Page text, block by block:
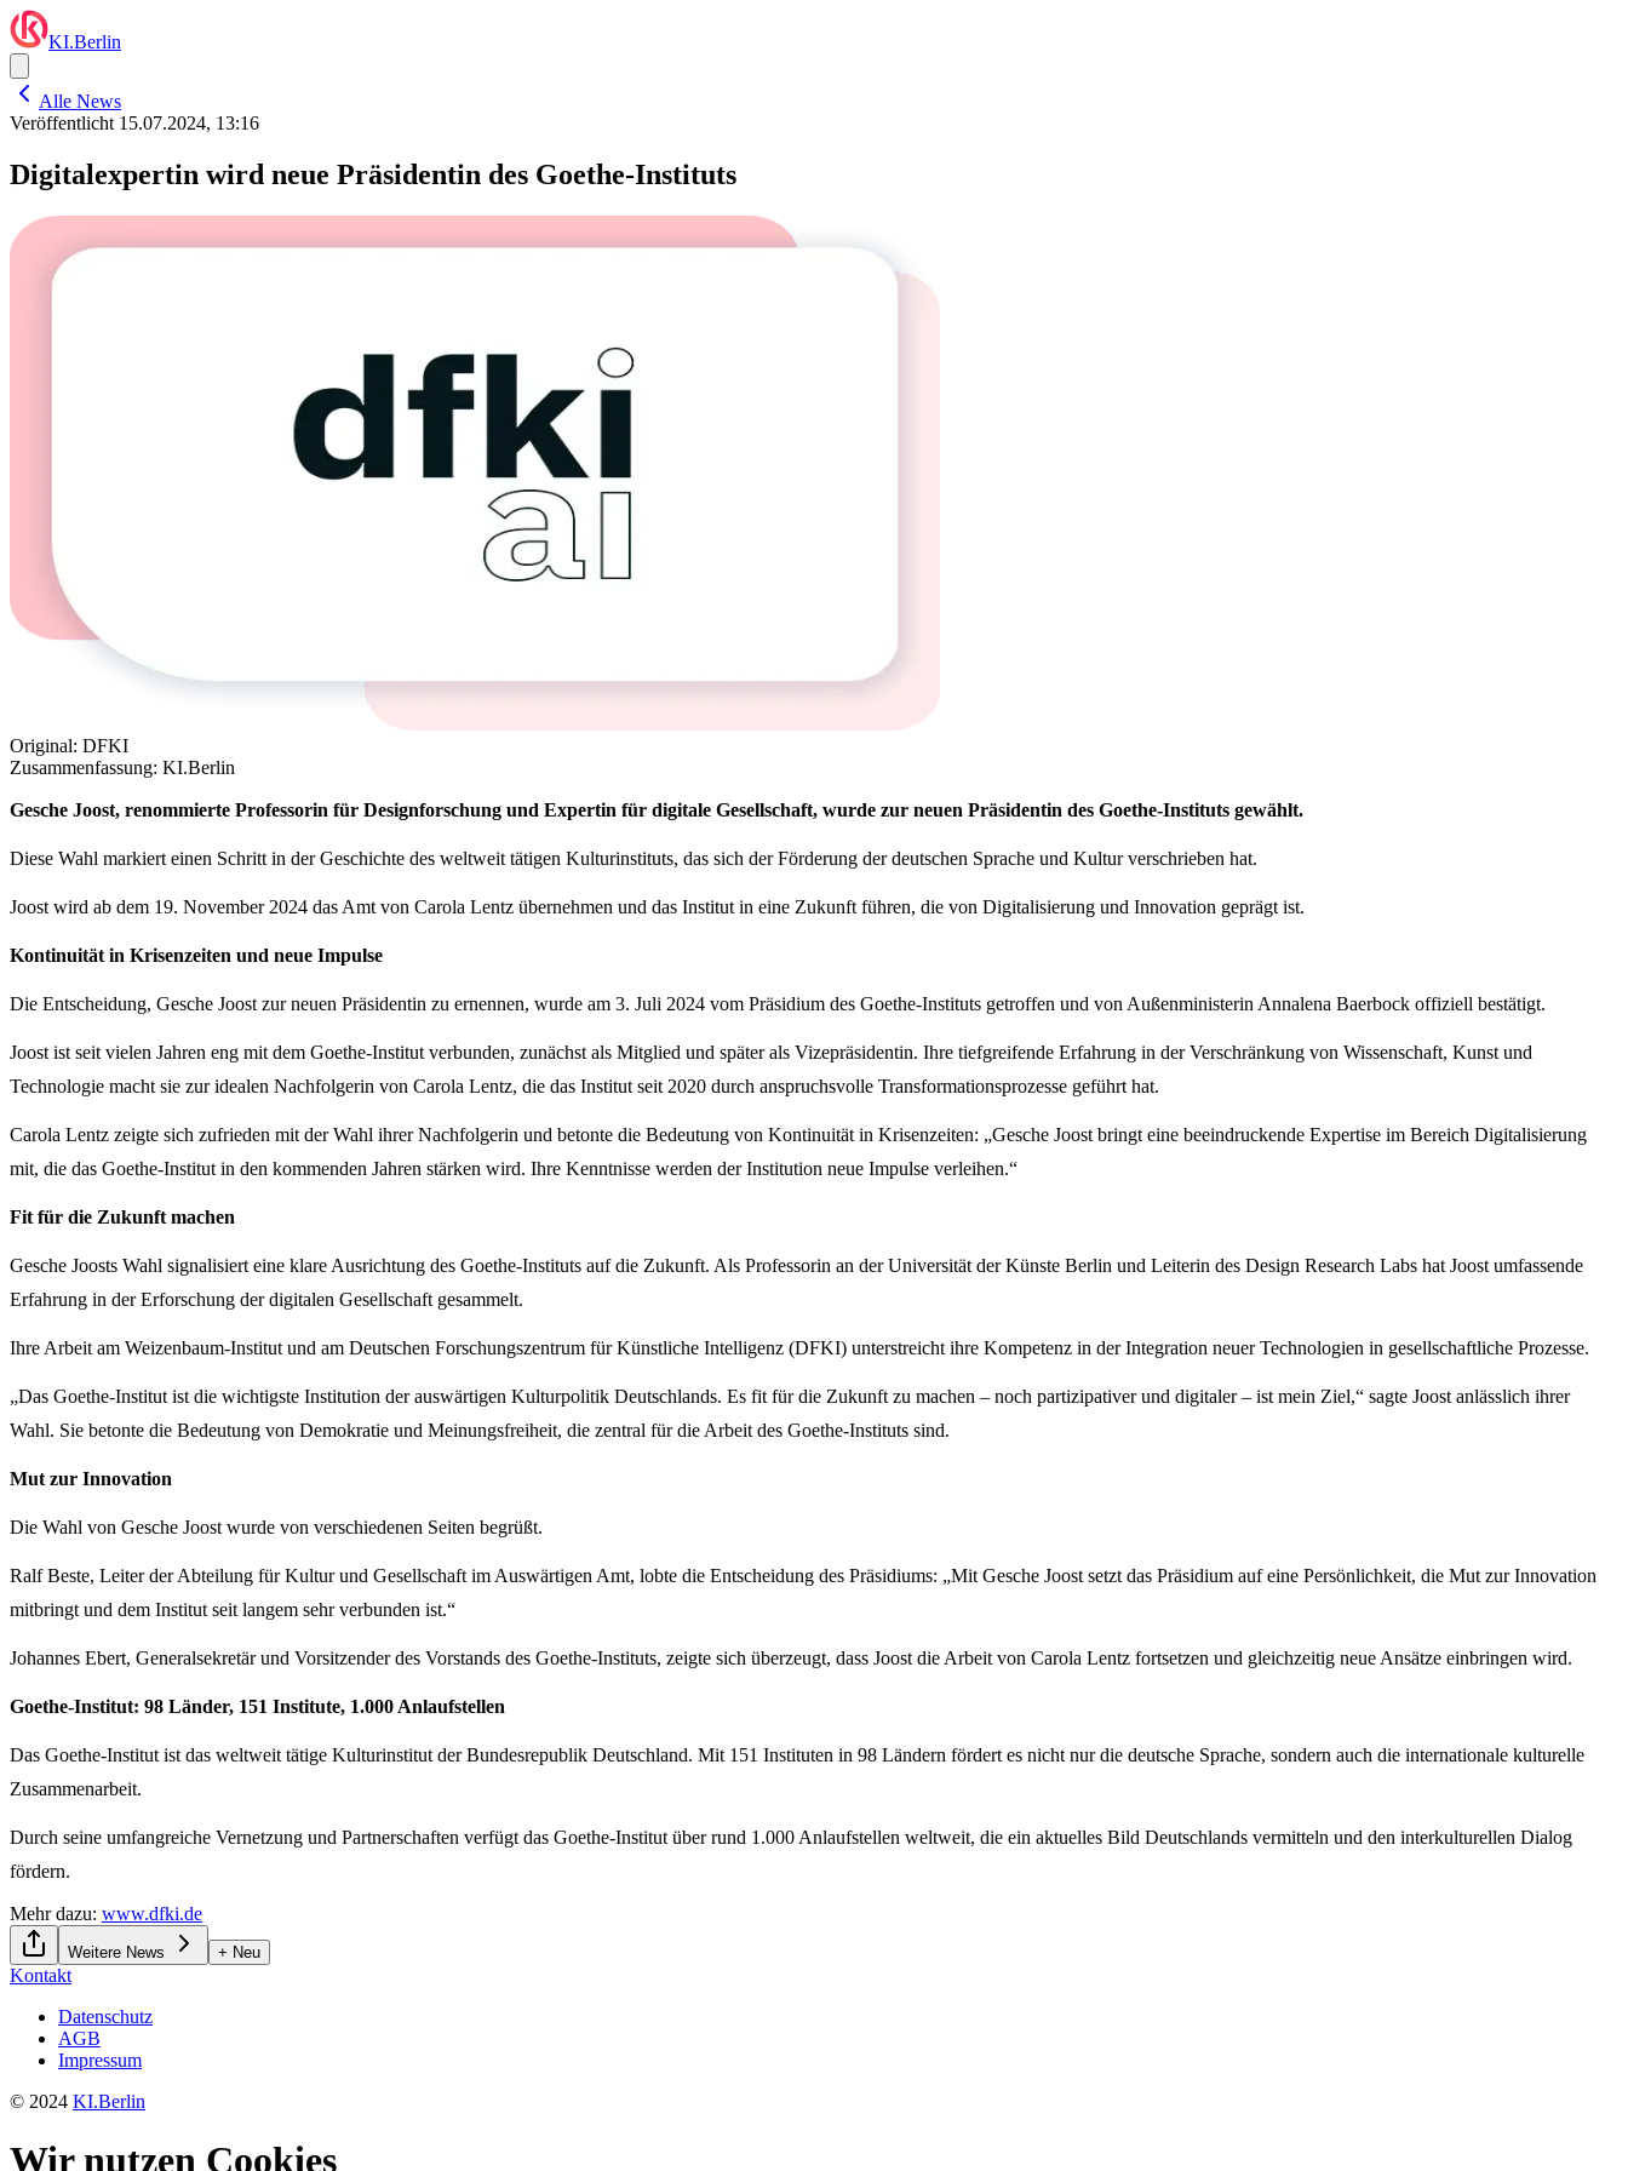
KI.Berlin
Alle News
Veröffentlicht 15.07.2024, 13:16
Digitalexpertin wird neue Präsidentin des Goethe-Instituts
Original: DFKI
Zusammenfassung: KI.Berlin
Gesche Joost, renommierte Professorin für Designforschung und Expertin für digitale Gesellschaft, wurde zur neuen Präsidentin des Goethe-Instituts gewählt.
Diese Wahl markiert einen Schritt in der Geschichte des weltweit tätigen Kulturinstituts, das sich der Förderung der deutschen Sprache und Kultur verschrieben hat.
Joost wird ab dem 19. November 2024 das Amt von Carola Lentz übernehmen und das Institut in eine Zukunft führen, die von Digitalisierung und Innovation geprägt ist.
Kontinuität in Krisenzeiten und neue Impulse
Die Entscheidung, Gesche Joost zur neuen Präsidentin zu ernennen, wurde am 3. Juli 2024 vom Präsidium des Goethe-Instituts getroffen und von Außenministerin Annalena Baerbock offiziell bestätigt.
Joost ist seit vielen Jahren eng mit dem Goethe-Institut verbunden, zunächst als Mitglied und später als Vizepräsidentin. Ihre tiefgreifende Erfahrung in der Verschränkung von Wissenschaft, Kunst und
Technologie macht sie zur idealen Nachfolgerin von Carola Lentz, die das Institut seit 2020 durch anspruchsvolle Transformationsprozesse geführt hat.
Carola Lentz zeigte sich zufrieden mit der Wahl ihrer Nachfolgerin und betonte die Bedeutung von Kontinuität in Krisenzeiten: „Gesche Joost bringt eine beeindruckende Expertise im Bereich Digitalisierung
mit, die das Goethe-Institut in den kommenden Jahren stärken wird. Ihre Kenntnisse werden der Institution neue Impulse verleihen.“
Fit für die Zukunft machen
Gesche Joosts Wahl signalisiert eine klare Ausrichtung des Goethe-Instituts auf die Zukunft. Als Professorin an der Universität der Künste Berlin und Leiterin des Design Research Labs hat Joost umfassende
Erfahrung in der Erforschung der digitalen Gesellschaft gesammelt.
Ihre Arbeit am Weizenbaum-Institut und am Deutschen Forschungszentrum für Künstliche Intelligenz (DFKI) unterstreicht ihre Kompetenz in der Integration neuer Technologien in gesellschaftliche Prozesse.
„Das Goethe-Institut ist die wichtigste Institution der auswärtigen Kulturpolitik Deutschlands. Es fit für die Zukunft zu machen – noch partizipativer und digitaler – ist mein Ziel,“ sagte Joost anlässlich ihrer
Wahl. Sie betonte die Bedeutung von Demokratie und Meinungsfreiheit, die zentral für die Arbeit des Goethe-Instituts sind.
Mut zur Innovation
Die Wahl von Gesche Joost wurde von verschiedenen Seiten begrüßt.
Ralf Beste, Leiter der Abteilung für Kultur und Gesellschaft im Auswärtigen Amt, lobte die Entscheidung des Präsidiums: „Mit Gesche Joost setzt das Präsidium auf eine Persönlichkeit, die Mut zur Innovation
mitbringt und dem Institut seit langem sehr verbunden ist.“
Johannes Ebert, Generalsekretär und Vorsitzender des Vorstands des Goethe-Instituts, zeigte sich überzeugt, dass Joost die Arbeit von Carola Lentz fortsetzen und gleichzeitig neue Ansätze einbringen wird.
Goethe-Institut: 98 Länder, 151 Institute, 1.000 Anlaufstellen
Das Goethe-Institut ist das weltweit tätige Kulturinstitut der Bundesrepublik Deutschland. Mit 151 Instituten in 98 Ländern fördert es nicht nur die deutsche Sprache, sondern auch die internationale kulturelle
Zusammenarbeit.
Durch seine umfangreiche Vernetzung und Partnerschaften verfügt das Goethe-Institut über rund 1.000 Anlaufstellen weltweit, die ein aktuelles Bild Deutschlands vermitteln und den interkulturellen Dialog
fördern.
Mehr dazu: www.dfki.de
Weitere News + Neu
Kontakt
Datenschutz
AGB
Impressum
© 2024 KI.Berlin
Wir nutzen Cookies